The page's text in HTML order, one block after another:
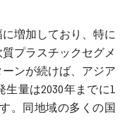
増加しており、特に
プラスチックセグメ
ンが続けば、アジア
量は2030年までに1
。同地域の多くの国